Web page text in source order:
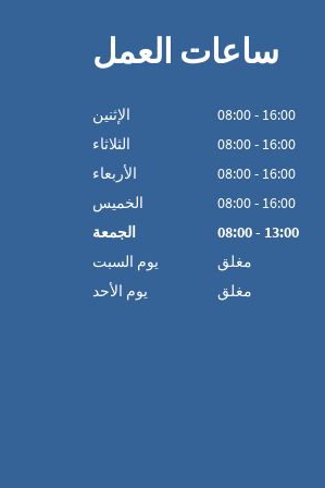
ساعات العمل
الإثنين 08:00- 16:00
الثلاثاء 08:00- 16:00
الأربعاء 08:00- 16:00
الخميس 08:00- 16:00
الجمعة 08:00- 13:00
يوم السبت
مغلق
يوم الأحد
مغلق